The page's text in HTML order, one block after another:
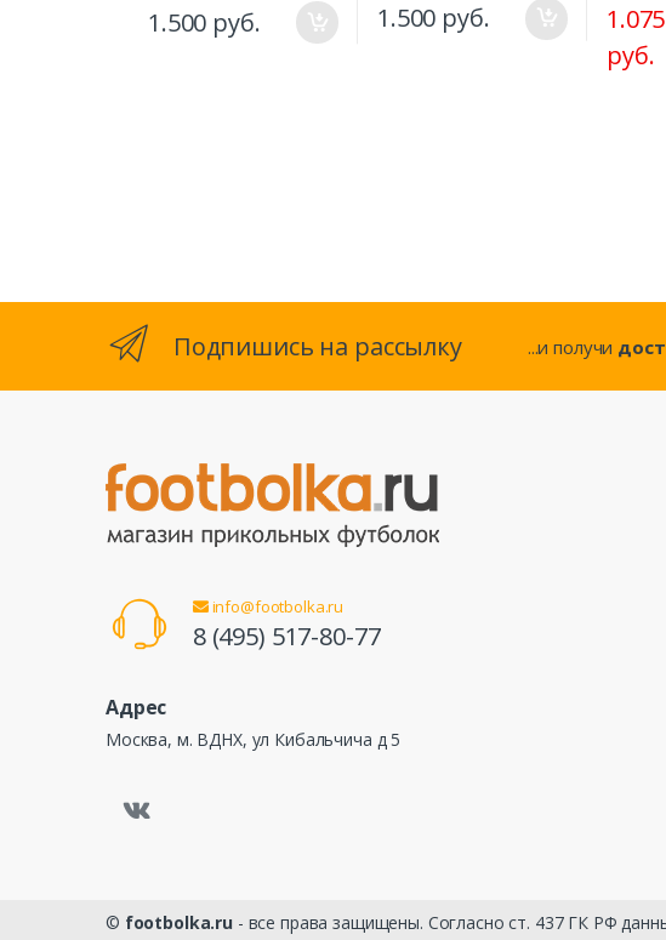
1.500 руб. 1.500 руб.
1.075
руб.
Подпишись на рассылку ...и получи
info@footbolka.ru
8 (495) 517-80-77
Адрес
Москва, м. ВДНХ, ул Кибальчича д 5
© footbolka.ru - все права защищены. Согласно ст. 437 ГК РФ